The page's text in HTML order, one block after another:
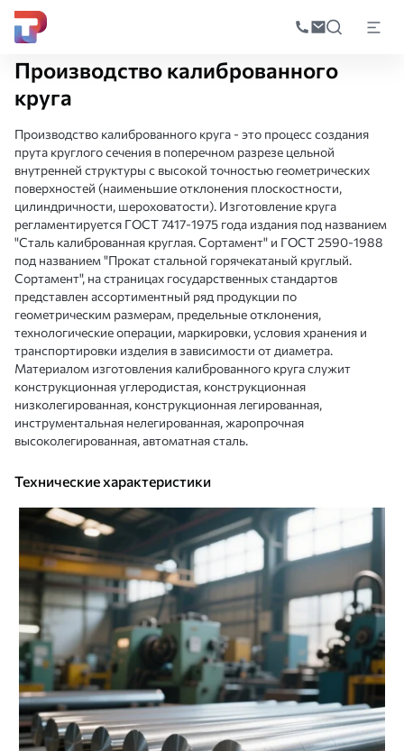
по
Главная Изготовление изделий металлопроката
Производство калиброванного
круга
Производство калиброванного круга - это процесс создания
прута круглого сечения в поперечном разрезе цельной
внутренней структуры с высокой точностью геометрических
поверхностей (наименьшие отклонения плоскостности,
цилиндричности, шероховатости). Изготовление круга
регламентируется ГОСТ 7417-1975 года издания под названием
"Сталь калиброванная круглая. Сортамент" и ГОСТ 2590-1988
под названием "Прокат стальной горячекатаный круглый.
Сортамент", на страницах государственных стандартов
представлен ассортиментный ряд продукции по
геометрическим размерам, предельные отклонения,
технологические операции, маркировки, условия хранения и
транспортировки изделия в зависимости от диаметра.
Материалом изготовления калиброванного круга служит
конструкционная углеродистая, конструкционная
низколегированная, конструкционная легированная,
инструментальная нелегированная, жаропрочная
высоколегированная, автоматная сталь.
Технические характеристики